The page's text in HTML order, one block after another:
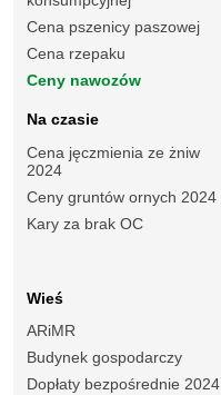
Cena pszenicy paszowej
Cena rzepaku
Ceny nawozów
Na czasie
Cena jęczmienia ze żniw
2024
Ceny gruntów ornych 2024
Kary za brak OC
Wieś
ARiMR
Budynek gospodarczy
Dopłaty bezpośrednie 2024